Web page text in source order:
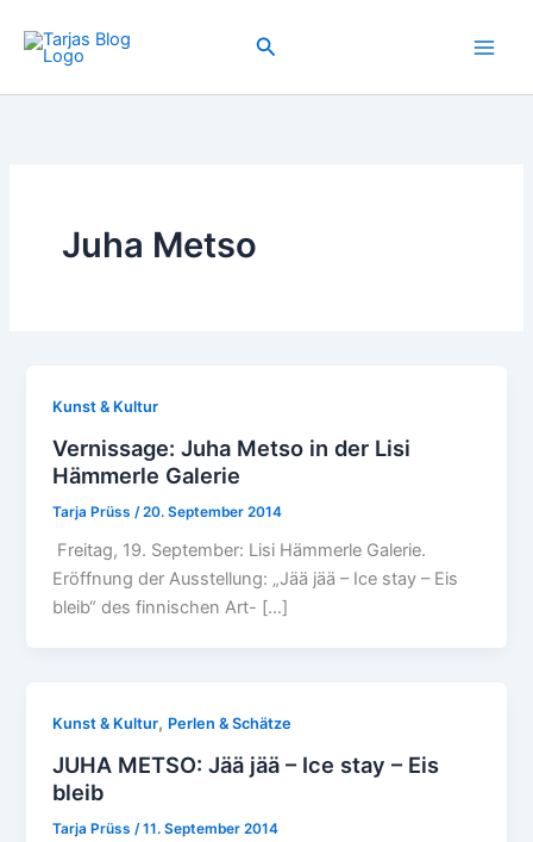
Inhalt
springen
Suchen
Juha Metso
Kunst & Kultur
Vernissage: Juha Metso in der Lisi
Hämmerle Galerie
Tarja Prüss /20. September 2014
Freitag, 19. September: Lisi Hämmerle Galerie.
Eröffnung der Ausstellung: „Jää jää – Ice stay – Eis
bleib“ des finnischen Art- […]
Kunst & Kultur, Perlen & Schätze
JUHA METSO: Jää jää – Ice stay – Eis
bleib
Tarja Prüss/11. September 2014